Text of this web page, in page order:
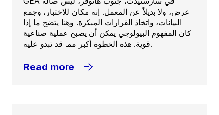
عرض، ولا بديلاً عن المعمل. إنه مكان للاختبار، وجمع
البيانات، واتخاذ القرارات المبكرة. وهنا يتضح ما إذا
كان المفهوم البيولوجي يمكن أن يصبح عملية صناعية
قوية. هذه الخطوة أكبر مما قد تبدو عليه.
Read more